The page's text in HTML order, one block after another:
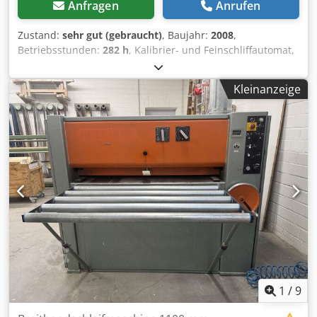
Anfragen Anrufen
Zustand: sehr gut (gebraucht), Baujahr: 2008,
Betriebsstunden: 282 h, Kalibrier- und Feinschliffautomat,
Breitbandschleifmaschine mit elektronischem
Segmentschleifschuh und Lackschliff Idealer
Schleifautomat für Innenausbaubetriebe, auch für
Lackzwischenschliff geeignet. Einbandmaschine mit
Kombiaggregat und elektronischem Gliederdruckbalken,
Randsegmente ein- und ausschaltbar Segmentbreite des
Druckbalkens 35mm Kontaktwalze pneumatisch zustellbar,
geringer Verschleiß durch gerriffelte Stahlwalze
Körnungsausgleich Antriebsmotor 7,5kW mit
automatischer Motorbremse, stufenlose
Bandgeschwindigkeit frequenzgeregelt von 2 - 18 m/s
Gurtbandvorschub stufenlos über Frequenzumrichter
regelbar von 2,5 - 13m/min pneumatische
werkstückgesteuerte Bandausblasvorrichtung
Reinigungsbürste am Auslauf Konstante Arbeitshöhe
900mm durch Verstellung des Maschinenoberteils,
dadurch auch in Schleifstrassen integrierbar
Kleinanzeige
1 /9